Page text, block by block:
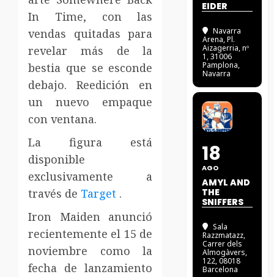
In Time, con las
vendas quitadas para
revelar más de la
bestia que se esconde
debajo. Reedición en
un nuevo empaque
con ventana.
La figura está
disponible
exclusivamente a
través de Target .
Iron Maiden anunció
recientemente el 15 de
noviembre como la
fecha de lanzamiento
EIDER
Navarra
Arena, Pl.
Aizagerria, nº
1, 31006
Pamplona,
Navarra
18
AGO
AMYL AND
THE
SNIFFERS
Sala
Razzmatazz,
Carrer dels
Almogàvers,
122, 08018
Barcelona